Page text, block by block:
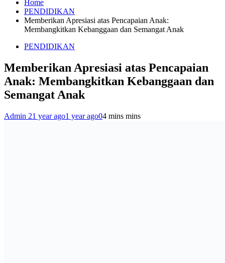
Home
PENDIDIKAN
Memberikan Apresiasi atas Pencapaian Anak:
Membangkitkan Kebanggaan dan Semangat Anak
PENDIDIKAN
Memberikan Apresiasi atas Pencapaian
Anak: Membangkitkan Kebanggaan dan
Semangat Anak
Admin 21 year ago1 year ago04 mins mins